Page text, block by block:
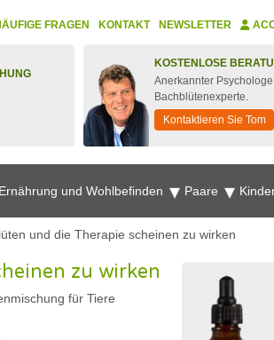
FRAGEN KONTAKT NEWSLETTER
KOSTENLOSE
Anerkannter Psychologe
Bachblütenexperte.
Kontaktieren Sie Tom
Ernährung und Wohlbefinden Paare
und die Therapie scheinen zu wirken
zu wirken
für Tiere